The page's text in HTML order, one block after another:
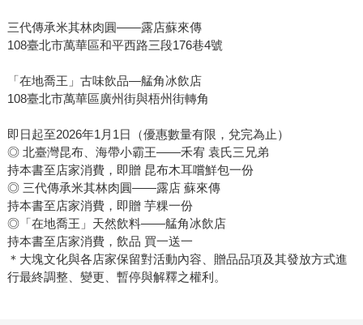
三代傳承米其林肉圓——露店蘇來傳
108臺北市萬華區和平西路三段176巷4號
「在地喬王」古味飲品—艋角冰飲店
108臺北市萬華區廣州街與梧州街轉角
即日起至2026年1月1日（優惠數量有限，兌完為止）
◎ 北臺灣昆布、海帶小霸王——禾宥 袁氏三兄弟
持本書至店家消費，即贈 昆布木耳嚐鮮包一份
◎ 三代傳承米其林肉圓——露店 蘇來傳
持本書至店家消費，即贈 芋粿一份
◎「在地喬王」天然飲料——艋角冰飲店
持本書至店家消費，飲品 買一送一
＊大塊文化與各店家保留對活動內容、贈品品項及其發放方式進
行最終調整、變更、暫停與解釋之權利。